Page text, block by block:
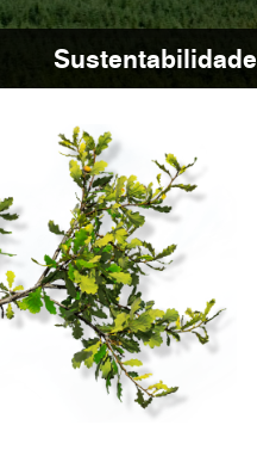
Sustentabilidade